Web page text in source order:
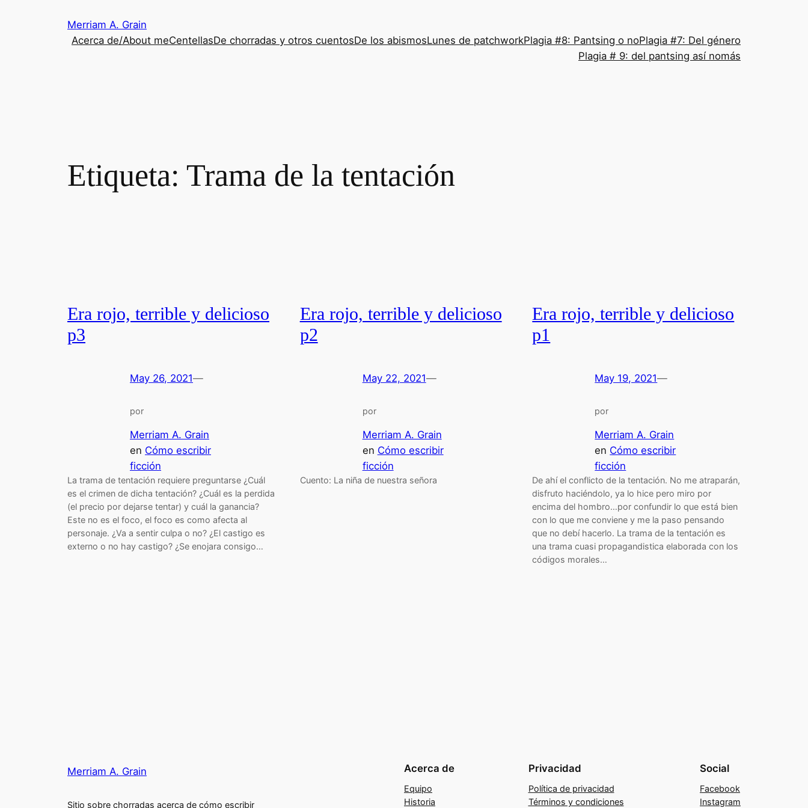
Merriam A. Grain
Acerca de/About meCentellasDe chorradas y otros cuentosDe los abismosLunes de patchworkPlagia #8: Pantsing o noPlagia #7: Del género
Plagia # 9: del pantsing así nomás
Etiqueta: Trama de la tentación
Era rojo, terrible y delicioso
p3
May 26, 2021—
por
Merriam A. Grain
en Cómo escribir
ficción
La trama de tentación requiere preguntarse ¿Cuál
es el crimen de dicha tentación? ¿Cuál es la perdida
(el precio por dejarse tentar) y cuál la ganancia?
Este no es el foco, el foco es como afecta al
personaje. ¿Va a sentir culpa o no? ¿El castigo es
externo o no hay castigo? ¿Se enojara consigo…
Era rojo, terrible y delicioso
p2
May 22, 2021—
por
Merriam A. Grain
en Cómo escribir
ficción
Cuento: La niña de nuestra señora
Era rojo, terrible y delicioso
p1
May 19, 2021—
por
Merriam A. Grain
en Cómo escribir
ficción
De ahí el conflicto de la tentación. No me atraparán,
disfruto haciéndolo, ya lo hice pero miro por
encima del hombro…por confundir lo que está bien
con lo que me conviene y me la paso pensando
que no debí hacerlo. La trama de la tentación es
una trama cuasi propagandistica elaborada con los
códigos morales…
Merriam A. Grain
Sitio sobre chorradas acerca de cómo escribir
Acerca de
Equipo
Historia
Privacidad
Política de privacidad
Términos y condiciones
Social
Facebook
Instagram